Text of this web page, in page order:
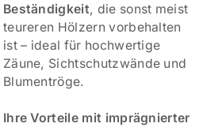
Beständigkeit, die sonst meist
teureren Hölzern vorbehalten
ist – ideal für hochwertige
Zäune, Sichtschutzwände und
Blumentröge.
Ihre Vorteile mit imprägnierter